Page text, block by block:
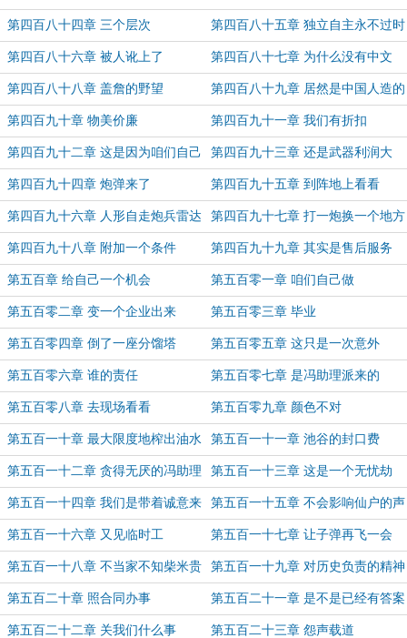
第四百八十四章 三个层次 第四百八十五章 独立自主永不过时
第四百八十六章 被人讹上了 第四百八十七章 为什么没有中文
第四百八十八章 盖詹的野望 第四百八十九章 居然是中国人造的
第四百九十章 物美价廉 第四百九十一章 我们有折扣
第四百九十二章 这是因为咱们自己
会造
第四百九十三章 还是武器利润大
第四百九十四章 炮弹来了 第四百九十五章 到阵地上看看
第四百九十六章 人形自走炮兵雷达 第四百九十七章 打一炮换一个地方
第四百九十八章 附加一个条件 第四百九十九章 其实是售后服务
第五百章 给自己一个机会 第五百零一章 咱们自己做
第五百零二章 变一个企业出来 第五百零三章 毕业
第五百零四章 倒了一座分馏塔 第五百零五章 这只是一次意外
第五百零六章 谁的责任 第五百零七章 是冯助理派来的
第五百零八章 去现场看看 第五百零九章 颜色不对
第五百一十章 最大限度地榨出油水 第五百一十一章 池谷的封口费
第五百一十二章 贪得无厌的冯助理 第五百一十三章 这是一个无忧劫
第五百一十四章 我们是带着诚意来
的
第五百一十五章 不会影响仙户的声
誉
第五百一十六章 又见临时工 第五百一十七章 让子弹再飞一会
第五百一十八章 不当家不知柴米贵 第五百一十九章 对历史负责的精神
第五百二十章 照合同办事 第五百二十一章 是不是已经有答案
了
第五百二十二章 关我们什么事 第五百二十三章 怨声载道